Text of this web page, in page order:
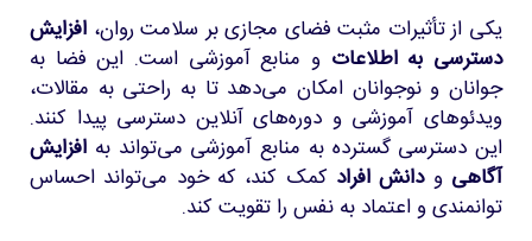
یکی از تأثیرات مثبت فضای مجازی بر سلامت روان، افزایش
دسترسی به اطلاعات و منابع آموزشی است. این فضا به
جوانان و نوجوانان امکان می‌دهد تا به راحتی به مقالات،
ویدئوهای آموزشی و دوره‌های آنلاین دسترسی پیدا کنند.
این دسترسی گسترده به منابع آموزشی می‌تواند به افزایش
آگاهی ودانش افراد کمک کند، که خود می‌تواند احساس
توانمندی و اعتماد به نفس را تقویت کند.